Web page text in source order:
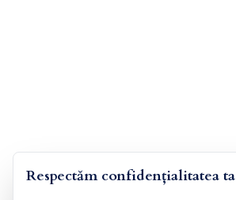
Respectăm confidențialitatea ta